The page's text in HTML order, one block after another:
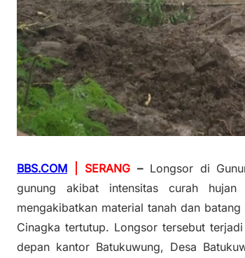
BBS.COM | SERANG–Longsor di
gunung akibat intensitas curah
mengakibatkan material tanah dan
Cinagka tertutup. Longsor tersebut
depan kantor Batukuwung, Desa